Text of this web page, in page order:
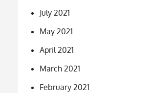
July 2021
May 2021
April 2021
March 2021
February 2021